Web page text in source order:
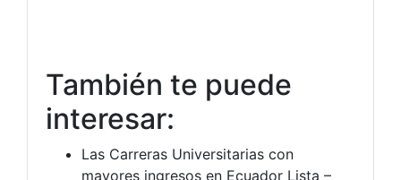
También te puede
interesar:
Las Carreras Universitarias con
mayores ingresos en Ecuador Lista –